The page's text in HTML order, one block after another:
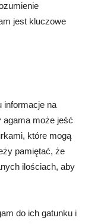
jest kluczowe
informacje na
agama może jeść
które mogą
pamiętać, że
ilościach, aby
do ich gatunku i